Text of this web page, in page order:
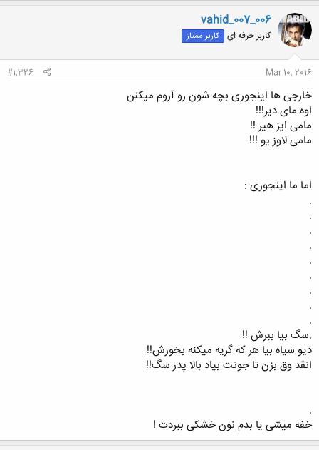
vahid_007_006
کاربر حرفه ای کاربر ممتاز
Mar 10, 2016
#1,326
خارجی ها اینجوری بچه شون رو آروم میکنن
اوه مای دیر!!!
مامى ايز هير !!
مامى لاوز يو !!!
اما ما اینجوری :
.
.
.
.
.
.
.
.
.
.سگ بیا ببرش !!
دیو سیاه بیا هر که گریه میکنه بخورش!!
انقد وق بزن تا جونت بیاد بالا پدر سگ!!
.
خفه میشی یا بدم نون خشکى ببردت !